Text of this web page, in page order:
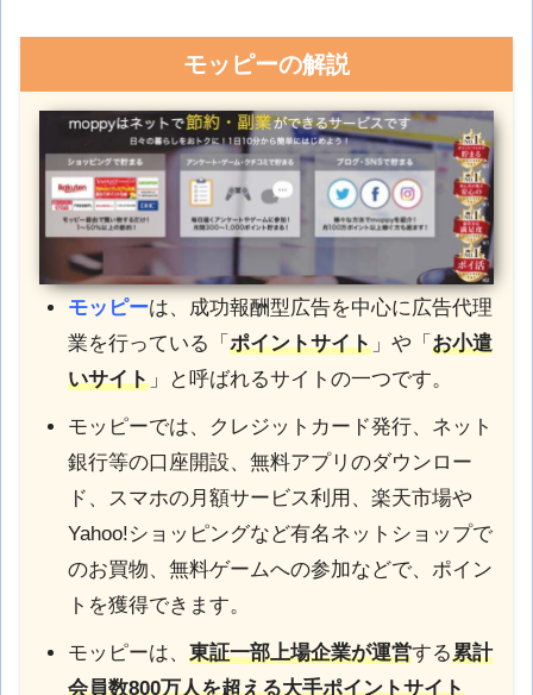
モッピーの解説
モッピーは、成功報酬型広告を中心に広告代理
業を行っている「 ポイントサイト」や「 お小遣
いサイト」と呼ばれるサイトの一つです。
モッピーでは、クレジットカード発行、ネット
銀行等の口座開設、無料アプリのダウンロー
ド、スマホの月額サービス利用、楽天市場や
Yahoo!ショッピングなど有名ネットショップで
のお買物、無料ゲームへの参加などで、ポイン
トを獲得できます。
モッピーは、 東証一部上場企業が運営する累計
会員数800万人を超える大手ポイントサイト